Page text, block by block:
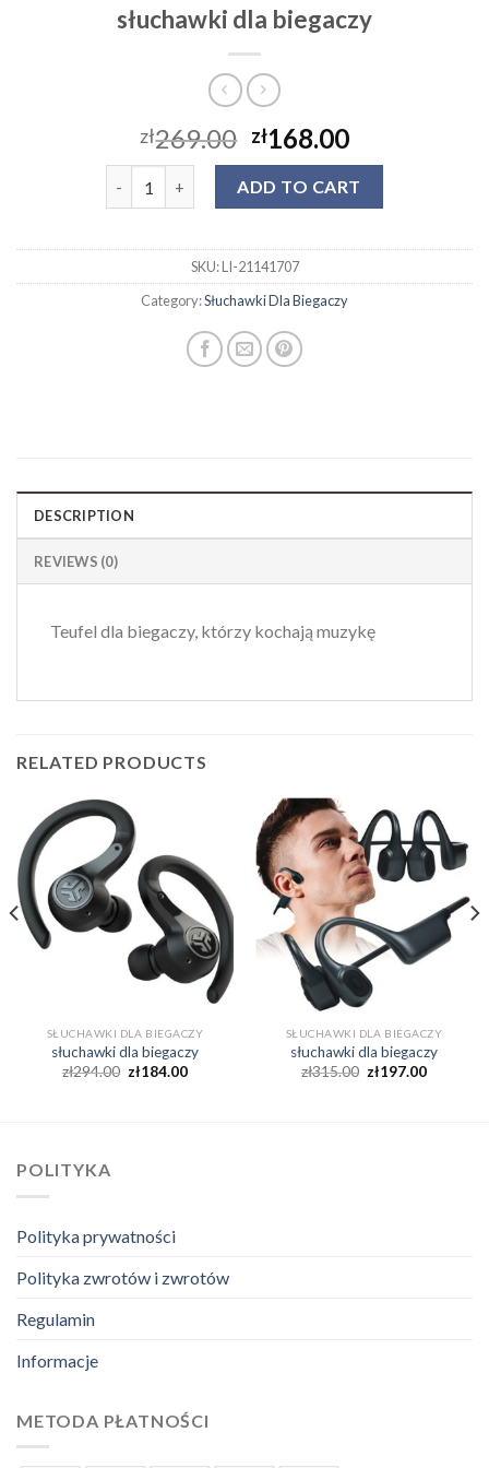
słuchawki dla biegaczy
zł269.00 zł168.00
ADD TO CART
SKU:LI-21141707
Category:Słuchawki Dla Biegaczy
DESCRIPTION
REVIEWS (0)
Teufel dla biegaczy, którzy kochają muzykę
RELATED PRODUCTS
SŁUCHAWKI DLA BIEGACZY
słuchawki dla biegaczy
zł294.00 zł184.00
SŁUCHAWKI DLA BIEGACZY
słuchawki dla biegaczy
zł315.00 zł197.00
POLITYKA
Polityka prywatności
Polityka zwrotów i zwrotów
Regulamin
Informacje
METODA PŁATNOŚCI